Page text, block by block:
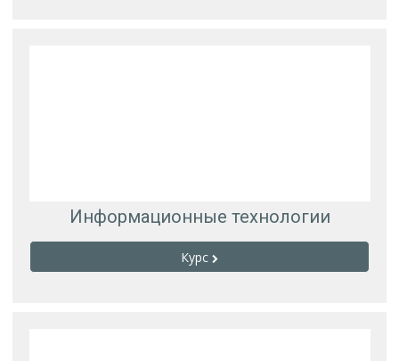
Информационные технологии
Курс